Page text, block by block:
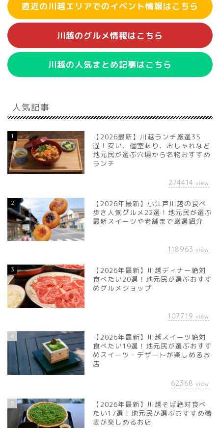
直近の川越エリアでのイベント情報はこちら
川越のグルメ情報はこちら
川越の人気まとめ記事はこちら
人気記事
1
【2026最新】川越ランチ厳選35
選！安い、個室あり、おしゃれなど
地元民が選ぶ穴場から名物おすすめ
ランチ
274414 view
2
【2026年最新】小江戸川越の食べ
歩き人気グルメ22選！地元民が選ぶ
最新スイーツや老舗まで厳選紹介
118963 view
3
【2026年最新】川越ディナー絶対
食べたい20選！地元民が選ぶおすす
めグルメショップ
107719 view
4
【2026年最新】川越スイーツ絶対
食べたい19選！地元民が選ぶおすす
めスイーツ・デザートが楽しめるお
店
62368 view
5
【2026年最新】川越そば絶対食べ
たい17選！地元民が選ぶおすすめ蕎
麦が楽しめるお店